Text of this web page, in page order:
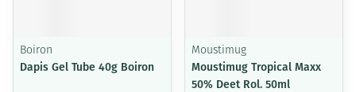
Boiron
Dapis Gel Tube 40g Boiron
Moustimug
Moustimug Tropical Maxx
50% Deet Rol. 50ml